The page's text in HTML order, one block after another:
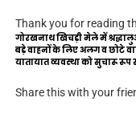
Thank you for reading
गोरखनाथ खिचड़ी मेले में
बड़े वाहनों के लिए अलग व छोटे
यातायात व्यवस्था को सुचारू
Share this with your